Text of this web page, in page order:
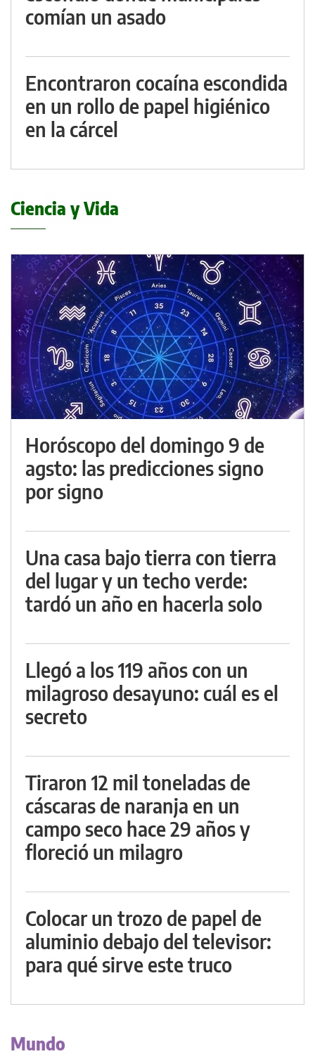
comían un asado
Encontraron cocaína escondida
en un rollo de papel higiénico
en la cárcel
Ciencia y Vida
Horóscopo del domingo 9 de
agsto: las predicciones signo
por signo
Una casa bajo tierra con tierra
del lugar y un techo verde:
tardó un año en hacerla solo
Llegó a los 119 años con un
milagroso desayuno: cuál es el
secreto
Tiraron 12 mil toneladas de
cáscaras de naranja en un
campo seco hace 29 años y
floreció un milagro
Colocar un trozo de papel de
aluminio debajo del televisor:
para qué sirve este truco
Mundo